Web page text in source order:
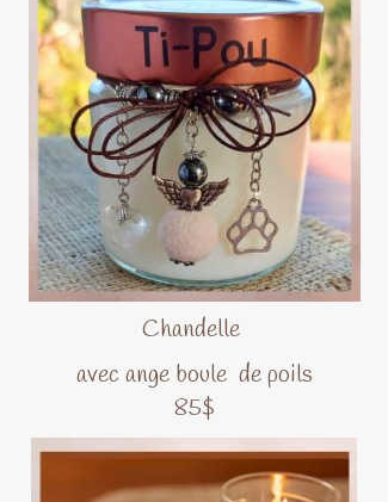
Chandelle
avec ange boule de poils
85$